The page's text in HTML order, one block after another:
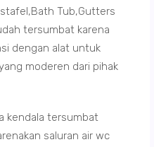
Tub,Gutters
tersumbat karena
dengan alat untuk
moderen dari pihak
kendala tersumbat
saluran air wc